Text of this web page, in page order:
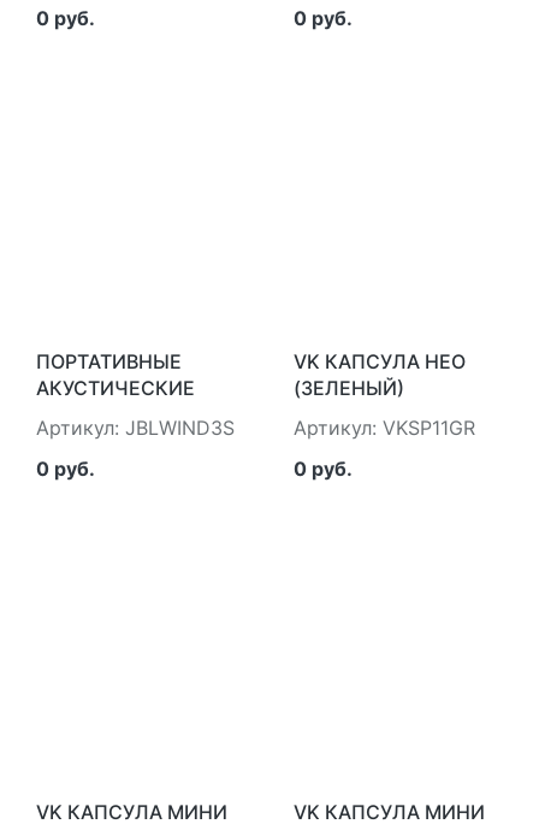
0 руб.
0 руб.
ПОРТАТИВНЫЕ
АКУСТИЧЕСКИЕ
СИСТЕМЫ JBL
JBLWIND3S
Артикул: JBLWIND3S
0 руб.
VK КАПСУЛА НЕО
(ЗЕЛЕНЫЙ)
МАЙ.ГЕЙМС Б.В.
VKSP11GR
Артикул: VKSP11GR
0 руб.
VK КАПСУЛА МИНИ
VK КАПСУЛА МИНИ